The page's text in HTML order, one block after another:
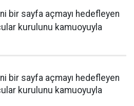
bir sayfa açmayı hedefleyen
kurulunu kamuoyuyla
bir sayfa açmayı hedefleyen
kurulunu kamuoyuyla